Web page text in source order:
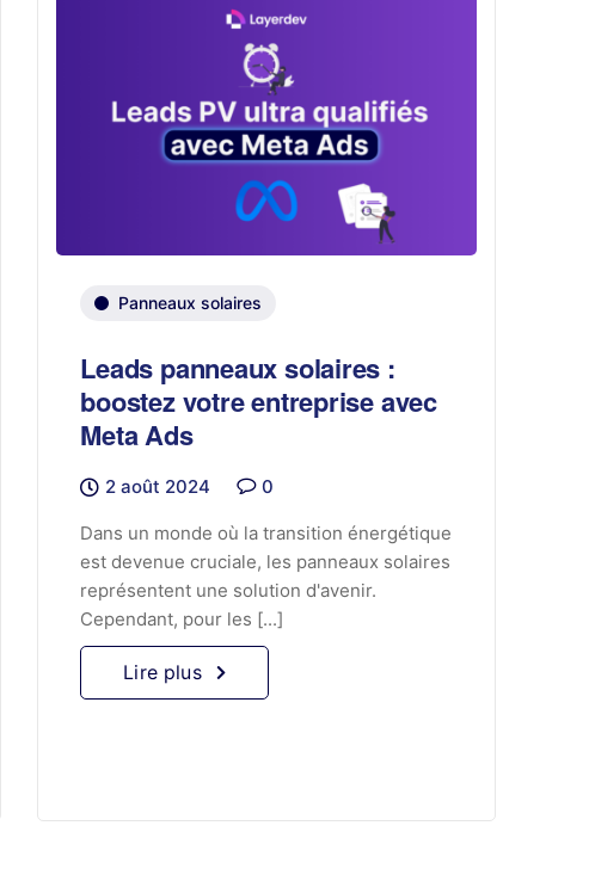
Panneaux solaires
Leads panneaux solaires :
boostez votre entreprise avec
Meta Ads
2 août 2024 0
Dans un monde où la transition énergétique
est devenue cruciale, les panneaux solaires
représentent une solution d'avenir.
Cependant, pour les [...]
Lire plus